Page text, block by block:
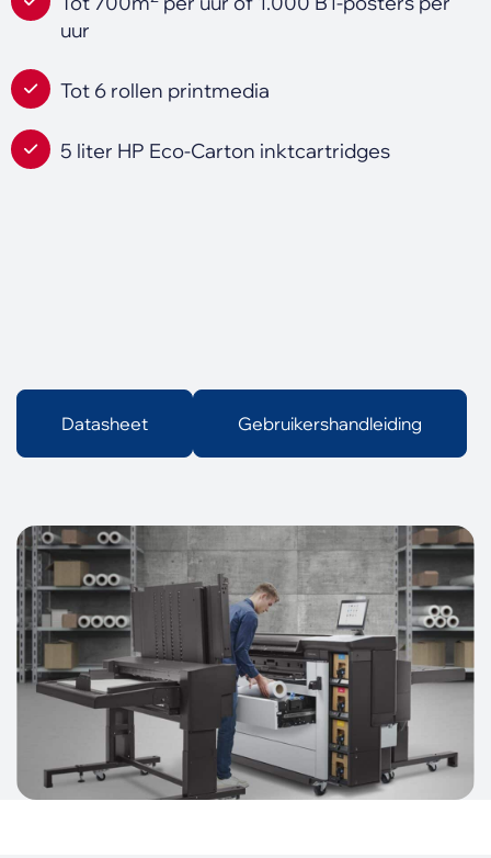
uur
Tot 6 rollen printmedia
5 liter HP Eco-Carton inktcartridges
Datasheet Gebruikershandleiding